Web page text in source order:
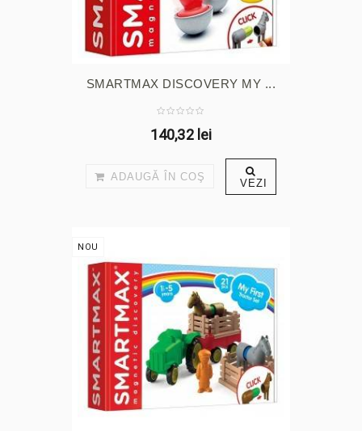
SMARTMAX DISCOVERY MY ...
140,32 lei
ADAUGĂ ÎN COŞ VEZI
NOU